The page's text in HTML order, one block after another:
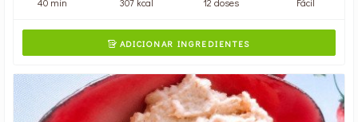
40 min 307 kcal 12 doses Fácil
ADICIONAR INGREDIENTES